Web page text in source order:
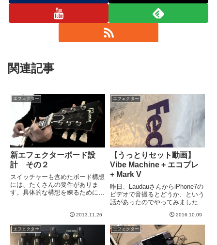
関連記事
エフェクター
新エフェクターボード設
計 その２
スイッチャーも含めたボード構想
には、たくさんの要件がありま
す。具体的な構想を練るために、
け？ということで考えてみると、
【Mark V使用時】計：５ループ
コンプノイズリダクションコー
ラ...
2013.11.26
エフェクター
【うっとりセット動画】
Vibe Machine + エコプレ
+ Mark V
昨日、LaudauさんからiPhone7の
ビデオで音撮るとどうか、という
話があったのでやってみました。
ギアを。SESSIONで試して以
来、ずっとモヤモヤしておりまし
たが、思い切って購入。Dry Bell
はクロア...
2016.10.09
エフェクター エフェクター